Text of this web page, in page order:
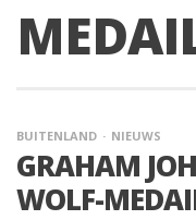
BUITENLAND NIEUWS
GRAHAM
WOLF-